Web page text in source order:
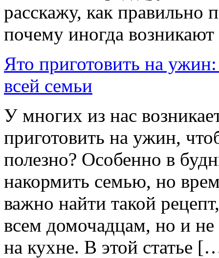
расскажу, как правильно
почему иногда
Ято приготовить на
всей семьи
У многих из нас
приготовить на ужин,
полезно? Особенно в
накормить семью, но
важно найти такой
всем домочадцам, но и
на кухне. В этой статье